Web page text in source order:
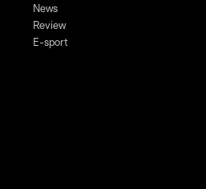
News
Review
E-sport